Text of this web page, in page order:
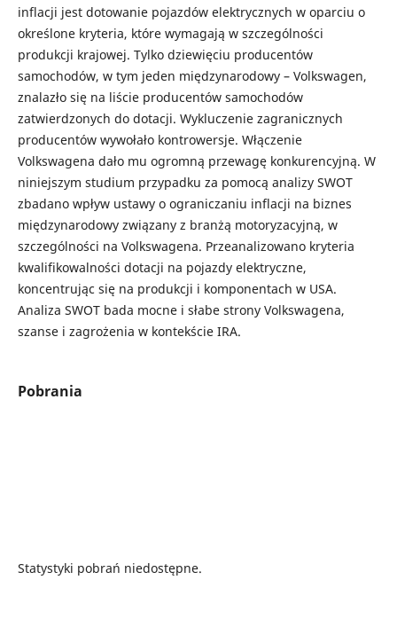
inflacji jest dotowanie pojazdów elektrycznych w oparciu o
określone kryteria, które wymagają w szczególności
produkcji krajowej. Tylko dziewięciu producentów
samochodów, w tym jeden międzynarodowy – Volkswagen,
znalazło się na liście producentów samochodów
zatwierdzonych do dotacji. Wykluczenie zagranicznych
producentów wywołało kontrowersje. Włączenie
Volkswagena dało mu ogromną przewagę konkurencyjną. W
niniejszym studium przypadku za pomocą analizy SWOT
zbadano wpływ ustawy o ograniczaniu inflacji na biznes
międzynarodowy związany z branżą motoryzacyjną, w
szczególności na Volkswagena. Przeanalizowano kryteria
kwalifikowalności dotacji na pojazdy elektryczne,
koncentrując się na produkcji i komponentach w USA.
Analiza SWOT bada mocne i słabe strony Volkswagena,
szanse i zagrożenia w kontekście IRA.
Pobrania
Statystyki pobrań niedostępne.